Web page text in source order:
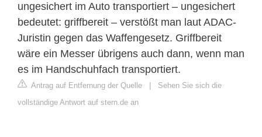
ungesichert im Auto transportiert – ungesichert
bedeutet: griffbereit – verstößt man laut ADAC-
Juristin gegen das Waffengesetz. Griffbereit
wäre ein Messer übrigens auch dann, wenn man
es im Handschuhfach transportiert.
Antrag auf Entfernung der Quelle
Sehen Sie sich die
vollständige Antwort auf stern.de an